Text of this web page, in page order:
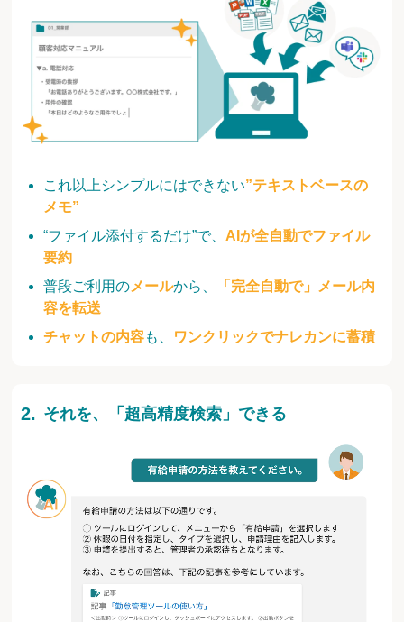
これ以上シンプルにはできない”テキストベースの
メモ”
“ファイル添付するだけ”で、 AIが全自動でファイル
要約
普段ご利用のメールから、
「完全自動で」メール内
容を転送
チャットの内容も、 ワンクリックでナレカンに蓄積
それを、「超高精度検索」できる